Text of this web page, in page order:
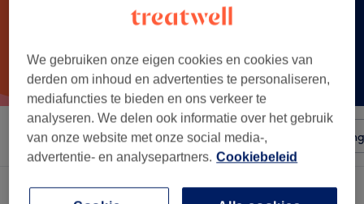
Sorteer op Voorzieningen Salons
Een salon met:
laserbehandeling - huidverjonging in de buurt van
We gebruiken onze eigen cookies en cookies van
derden om inhoud en advertenties te personaliseren,
mediafuncties te bieden en ons verkeer te
analyseren. We delen ook informatie over het gebruik
van onze website met onze social media-,
advertentie- en analysepartners. Cookiebeleid